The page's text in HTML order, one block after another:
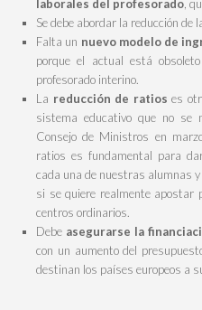
laborales del profesorado,
Se debe abordar la reducción de
Falta un nuevo modelo de
porque el actual está
profesorado interino.
La reducción de ratios es
sistema educativo que no se
Consejo de Ministros en
ratios es fundamental para
cada una de nuestras alumnas
si se quiere realmente apostar
centros ordinarios.
Debe asegurarse la
con un aumento del
destinan los países europeos a